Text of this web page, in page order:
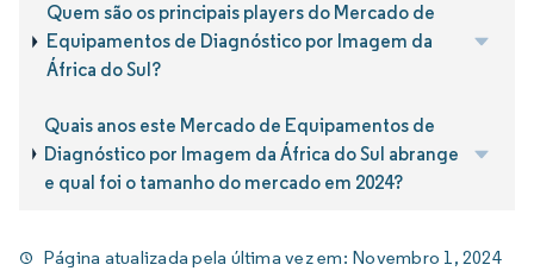
Quem são os principais players do Mercado de
Equipamentos de Diagnóstico por Imagem da
África do Sul?
Quais anos este Mercado de Equipamentos de
Diagnóstico por Imagem da África do Sul abrange
e qual foi o tamanho do mercado em 2024?
Página atualizada pela última vez em: Novembro 1, 2024